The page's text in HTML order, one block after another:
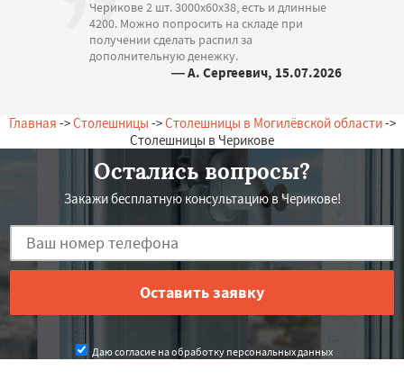
Черикове 2 шт. 3000х60х38, есть и длинные
4200. Можно попросить на складе при
получении сделать распил за
дополнительную денежку.
— А. Сергеевич, 15.07.2026
Главная ->Столешницы ->Столешницы в Могилёвской области->
Столешницы в Черикове
Остались вопросы?
Закажи бесплатную консультацию в Черикове!
Даю согласие на обработку персональных данных